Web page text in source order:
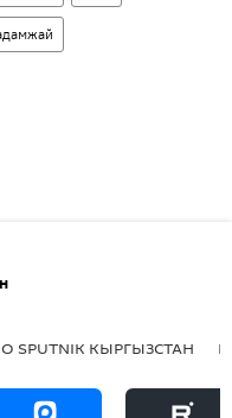
SPUTNIK КЫРГЫЗСТАН